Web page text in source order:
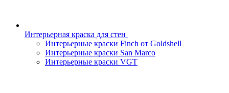
Интерьерная краска для стен
Интерьерные краски Finch от Goldshell
Интерьерные краски San Marco
Интерьерные краски VGT